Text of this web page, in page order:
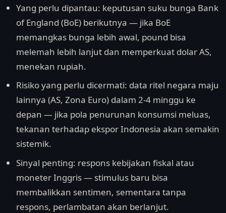
Yang perlu dipantau: keputusan suku bunga Bank
of England (BoE) berikutnya — jika BoE
memangkas bunga lebih awal, pound bisa
melemah lebih lanjut dan memperkuat dolar AS,
menekan rupiah.
Risiko yang perlu dicermati: data ritel negara maju
lainnya (AS, Zona Euro) dalam 2-4 minggu ke
depan — jika pola penurunan konsumsi meluas,
tekanan terhadap ekspor Indonesia akan semakin
sistemik.
Sinyal penting: respons kebijakan fiskal atau
moneter Inggris — stimulus baru bisa
membalikkan sentimen, sementara tanpa
respons, perlambatan akan berlanjut.